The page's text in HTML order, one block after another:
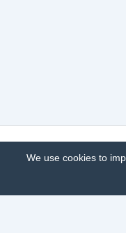
Fructe |
We use cookies to